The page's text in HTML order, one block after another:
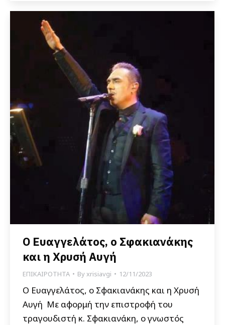
Ο Ευαγγελάτος, ο Σφακιανάκης
και η Χρυσή Αυγή
ΕΠΙΚΑΙΡΟΤΗΤΑ Byxrisiavgi 12/11/2023
Ο Ευαγγελάτος, ο Σφακιανάκης και η Χρυσή
Αυγή Με αφορμή την επιστροφή του
τραγουδιστή κ. Σφακιανάκη, ο γνωστός